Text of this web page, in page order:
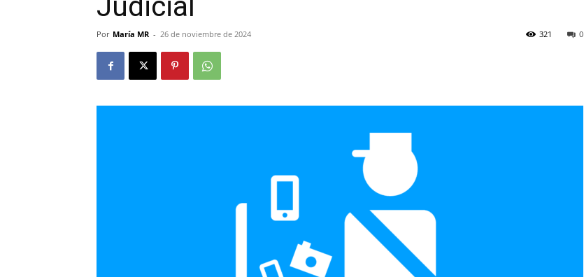
Por María MR - 26 de noviembre de 2024 0
321